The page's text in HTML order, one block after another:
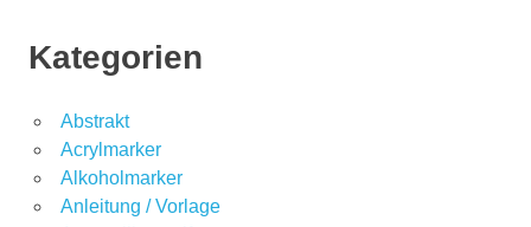
Kategorien
Abstrakt
Acrylmarker
Alkoholmarker
Anleitung / Vorlage